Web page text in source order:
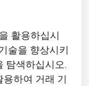
활용하십시
술을 향상시키
탐색하십시오.
하여 거래 기